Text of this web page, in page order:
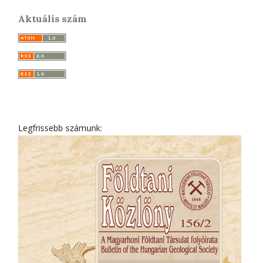
Aktuális szám
Legfrissebb számunk: